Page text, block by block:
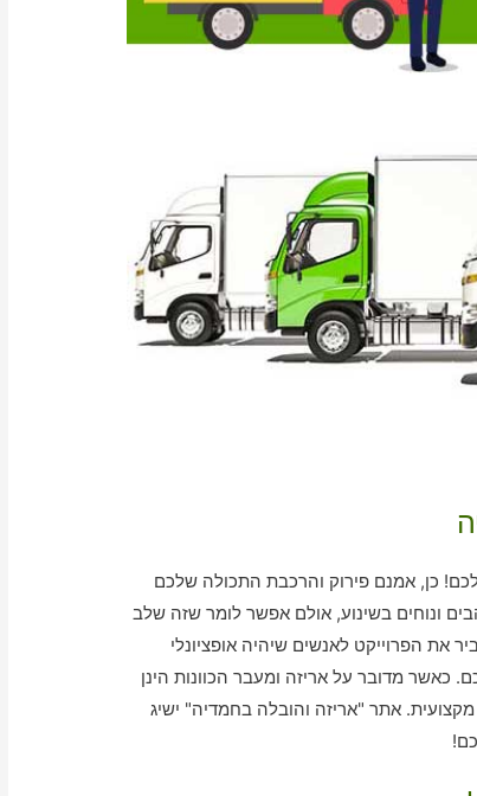
כן, אמנם פירוק והרכבת התכולה שלכם
ונוחים בשינוע, אולם אפשר לומר שזה שלב
את הפרוייקט לאנשים שיהיה אופציונלי
מדובר על אריזה ומעבר הכוונות הינן
מקצועית. אתר "אריזה והובלה בחמדיה" ישיג